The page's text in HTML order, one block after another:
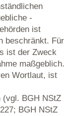
-
ist
beschränkt. Für
ist der Zweck
maßgeblich.
Wortlaut, ist
(vgl. BGH NStZ
BGH NStZ